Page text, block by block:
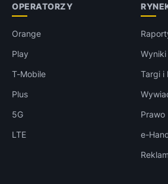
OPERATORZY
Orange
Play
T-Mobile
Plus
5G
LTE
Targi i
Prawo
e-